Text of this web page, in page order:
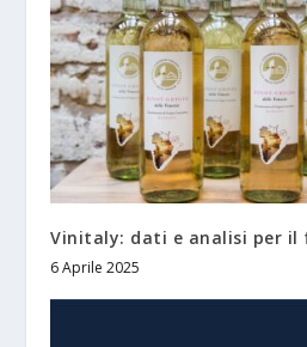
Vinitaly: dati e analisi per il
6 Aprile 2025